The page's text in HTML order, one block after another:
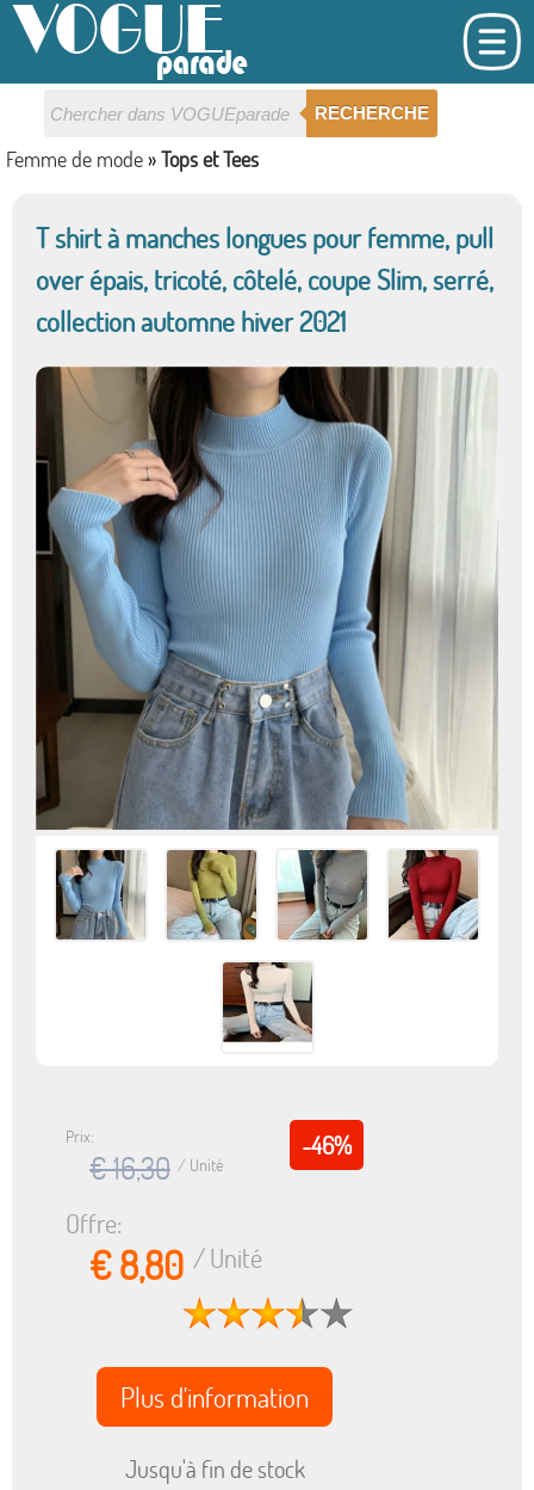
RECHERCHE
Femme de mode »Tops et Tees
T shirt à manches longues pour femme, pull
over épais, tricoté, côtelé, coupe Slim, serré,
collection automne hiver 2021
-46%
Prix:
€ 16,30 / Unité
Offre:
€ 8,80 / Unité
Plus d'information
Jusqu'à fin de stock